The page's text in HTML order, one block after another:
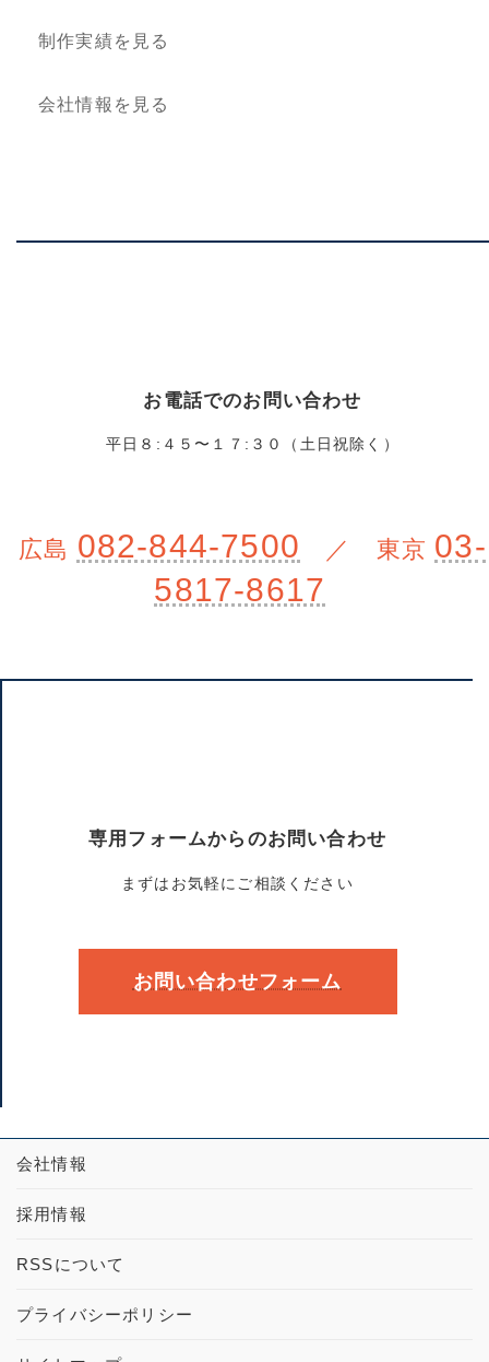
制作実績を見る
会社情報を見る
お電話でのお問い合わせ
平日８:４５〜１７:３０（土日祝除く）
広島 082-844-7500 ／ 東京 03-
5817-8617
専用フォームからのお問い合わせ
まずはお気軽にご相談ください
お問い合わせフォーム
会社情報
採用情報
RSSについて
プライバシーポリシー